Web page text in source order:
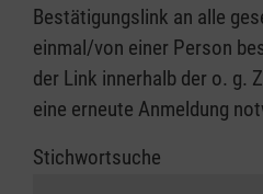
Bestätigungslink an alle
einmal/von einer Person
der Link innerhalb der o. g.
eine erneute Anmeldung
Stichwortsuche